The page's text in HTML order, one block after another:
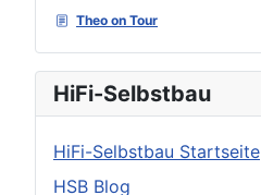
Theo on Tour
HiFi-Selbstbau
HiFi-Selbstbau Startseite
HSB Blog